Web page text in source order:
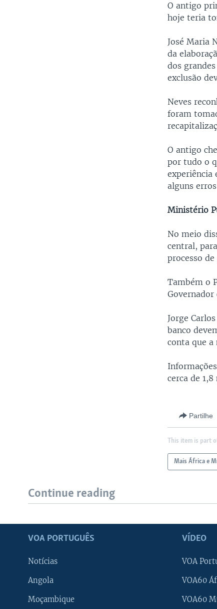
O antigo
hoje teria
José Maria
da
dos
exclusão
Neves
foram
O antigo
por tudo o
experiência
alguns
Ministério
No meio
central,
processo
Também o
Governador
Jorge
banco
conta que a
cerca de
Partilhe
This item is part
Mais África e
Continue reading
VOA PORTUGUÊS
Notícias
Angola
Moçambique
VÍDEO
VOA
VOA60
VOA60